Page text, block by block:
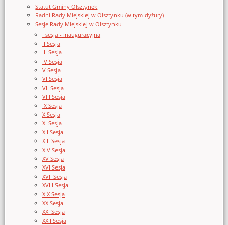
Statut Gminy Olsztynek
Radni Rady Miejskiej w Olsztynku (w tym dyżury)
Sesje Rady Miejskiej w Olsztynku
I sesja - inauguracyjna
II Sesja
III Sesja
IV Sesja
V Sesja
VI Sesja
VII Sesja
VIII Sesja
IX Sesja
X Sesja
XI Sesja
XII Sesja
XIII Sesja
XIV Sesja
XV Sesja
XVI Sesja
XVII Sesja
XVIII Sesja
XIX Sesja
XX Sesja
XXI Sesja
XXII Sesja